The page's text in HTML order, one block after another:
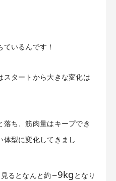
いるんです！
スタートから大きな変化は
ち、筋肉量はキープでき
体型に変化してきまし
るとなんと約 −9kg となり